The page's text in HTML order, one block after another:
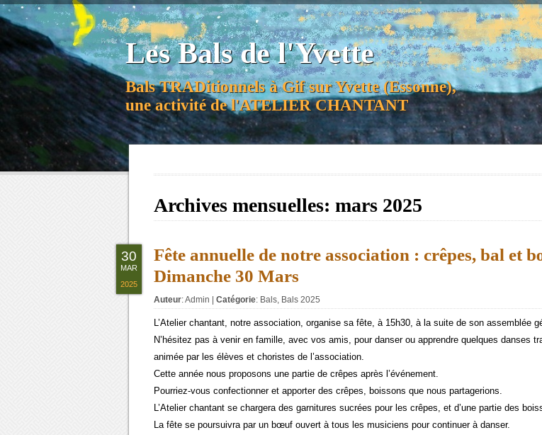
Les Bals de l'Yvette
Bals TRADitionnels à Gif sur Yvette (Essonne),
une activité de l'ATELIER CHANTANT
Archives mensuelles: mars 2025
Fête annuelle de notre association : crêpes, bal et
Dimanche 30 Mars
Auteur:Admin Catégorie: Bals, Bals 2025
L’Atelier chantant, notre association, organise sa fête, à 15h30, à la suite de son assemblée
N’hésitez pas à venir en famille, avec vos amis, pour danser ou apprendre quelques danses
animée par les élèves et choristes de l’association.
Cette année nous proposons une partie de crêpes après l’événement.
Pourriez-vous confectionner et apporter des crêpes, boissons que nous partagerions.
L’Atelier chantant se chargera des garnitures sucrées pour les crêpes, et d’une partie des
La fête se poursuivra par un bœuf ouvert à tous les musiciens pour continuer à danser.
30
MAR
2025